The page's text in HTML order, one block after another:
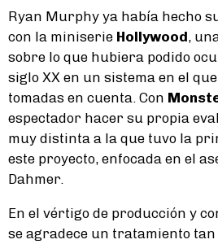
Ryan Murphy ya había hecho
con la miniserie Hollywood,
sobre lo que hubiera podido
siglo XX en un sistema en el
tomadas en cuenta. Con
espectador hacer su propia
muy distinta a la que tuvo la
este proyecto, enfocada en el
Dahmer.
En el vértigo de producción y
se agradece un tratamiento tan